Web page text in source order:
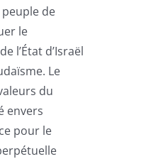
de
le
l’État d’Israël
Le
du
envers
pour le